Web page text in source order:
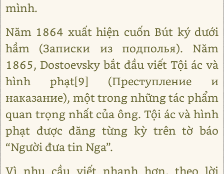
mình.
Năm 1864 xuất hiện cuốn Bút ký dưới
hầm (Записки из подполья). Năm
1865, Dostoevsky bắt đầu viết Tội ác và
hình phạt[9] (Преступление и
наказание), một trong những tác phẩm
quan trọng nhất của ông. Tội ác và hình
phạt được đăng từng kỳ trên tờ báo
“Người đưa tin Nga”.
Vì nhu cầu viết nhanh hơn, theo lời